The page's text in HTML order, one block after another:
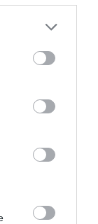
informații